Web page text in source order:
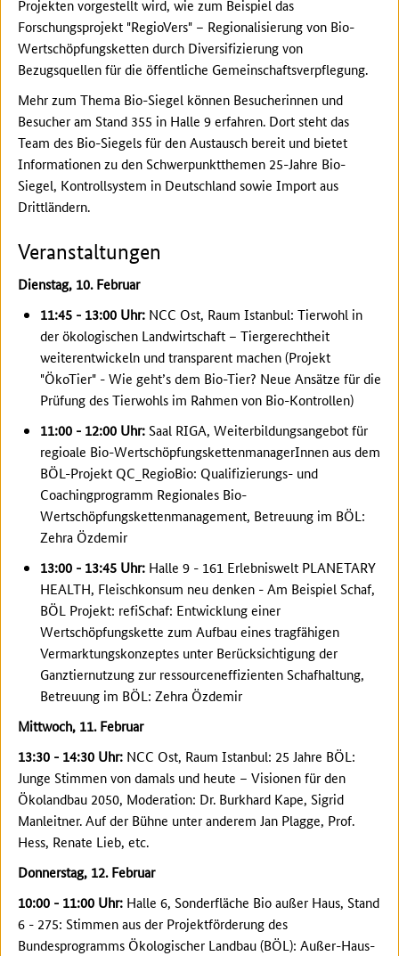
Projekten vorgestellt wird, wie zum Beispiel das
Forschungsprojekt "RegioVers" – Regionalisierung von Bio-
Wertschöpfungsketten durch Diversifizierung von
Bezugsquellen für die öffentliche Gemeinschaftsverpflegung.
Mehr zum Thema Bio-Siegel können Besucherinnen und
Besucher am Stand 355 in Halle 9 erfahren. Dort steht das
Team des Bio-Siegels für den Austausch bereit und bietet
Informationen zu den Schwerpunktthemen 25-Jahre Bio-
Siegel, Kontrollsystem in Deutschland sowie Import aus
Drittländern.
Veranstaltungen
Dienstag, 10. Februar
11:45 - 13:00 Uhr: NCC Ost, Raum Istanbul: Tierwohl in
der ökologischen Landwirtschaft – Tiergerechtheit
weiterentwickeln und transparent machen (Projekt
"ÖkoTier" - Wie geht’s dem Bio-Tier? Neue Ansätze für die
Prüfung des Tierwohls im Rahmen von Bio-Kontrollen)
11:00 - 12:00 Uhr:Saal RIGA, Weiterbildungsangebot für
regioale Bio-WertschöpfungskettenmanagerInnen aus dem
BÖL-Projekt QC_RegioBio: Qualifizierungs- und
Coachingprogramm Regionales Bio-
Wertschöpfungskettenmanagement, Betreuung im BÖL:
Zehra Özdemir
13:00 - 13:45 Uhr: Halle 9 - 161 Erlebniswelt PLANETARY
HEALTH, Fleischkonsum neu denken - Am Beispiel Schaf,
BÖL Projekt: refiSchaf: Entwicklung einer
Wertschöpfungskette zum Aufbau eines tragfähigen
Vermarktungskonzeptes unter Berücksichtigung der
Ganztiernutzung zur ressourceneffizienten Schafhaltung,
Betreuung im BÖL: Zehra Özdemir
Mittwoch, 11. Februar
13:30 - 14:30 Uhr: NCC Ost, Raum Istanbul: 25 Jahre BÖL:
Junge Stimmen von damals und heute – Visionen für den
Ökolandbau 2050, Moderation: Dr. Burkhard Kape, Sigrid
Manleitner. Auf der Bühne unter anderem Jan Plagge, Prof.
Hess, Renate Lieb, etc.
Donnerstag, 12. Februar
10:00 - 11:00 Uhr: Halle 6, Sonderfläche Bio außer Haus, Stand
6 - 275: Stimmen aus der Projektförderung des
Bundesprogramms Ökologischer Landbau (BÖL): Außer-Haus-